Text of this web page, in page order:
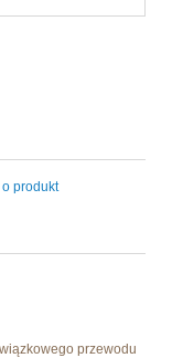
produkt
przewodu